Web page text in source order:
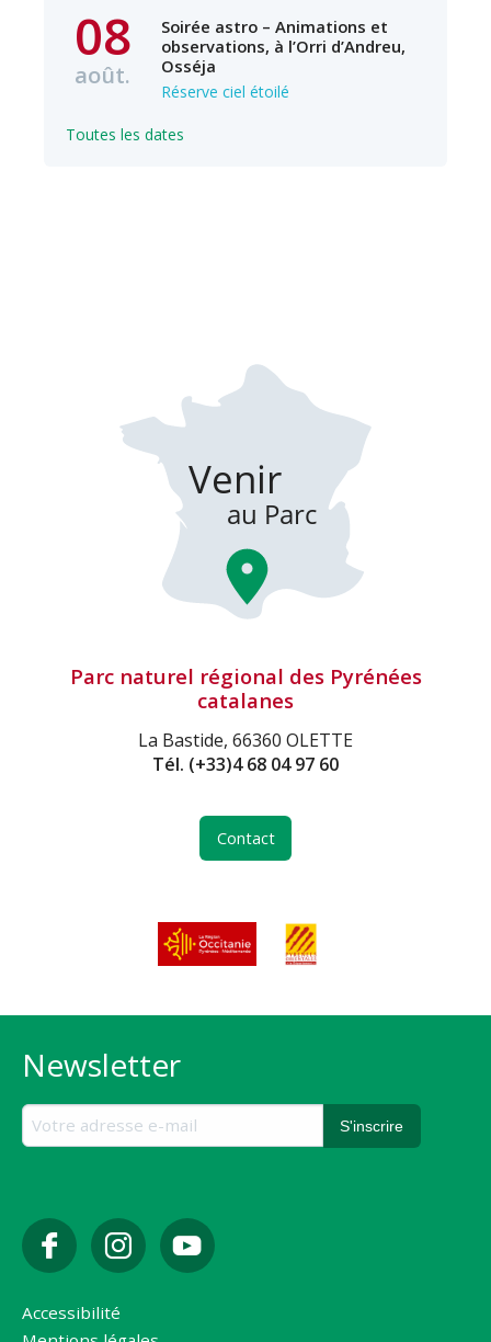
08
août.
Soirée astro – Animations et
observations, à l’Orri d’Andreu,
Osséja
Réserve ciel étoilé
Toutes les dates
Parc naturel régional des Pyrénées
catalanes
La Bastide, 66360 OLETTE
Tél. (+33)4 68 04 97 60
Contact
Newsletter
Accessibilité